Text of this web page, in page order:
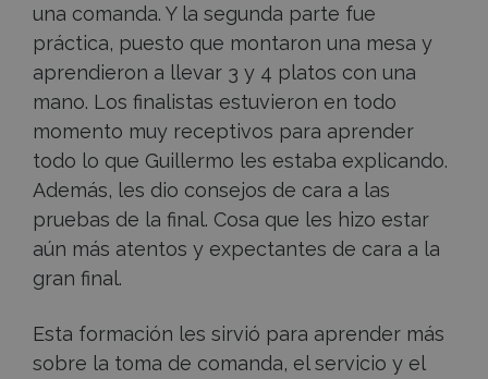
una comanda. Y la segunda parte fue
práctica, puesto que montaron una mesa y
aprendieron a llevar 3 y 4 platos con una
mano. Los finalistas estuvieron en todo
momento muy receptivos para aprender
todo lo que Guillermo les estaba explicando.
Además, les dio consejos de cara a las
pruebas de la final. Cosa que les hizo estar
aún más atentos y expectantes de cara a la
gran final.
Esta formación les sirvió para aprender más
sobre la toma de comanda, el servicio y el